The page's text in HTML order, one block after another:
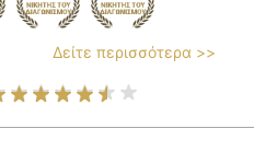
Δείτε περισσότερα >>